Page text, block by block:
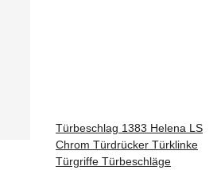
Türbeschlag 1383 Helena LS
Chrom Türdrücker Türklinke
Türgriffe Türbeschläge